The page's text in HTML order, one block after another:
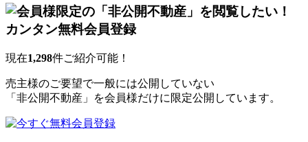
現在1,298件ご紹介可能！
売主様のご要望で一般には公開していない
「非公開不動産」を会員様だけに限定公開しています。